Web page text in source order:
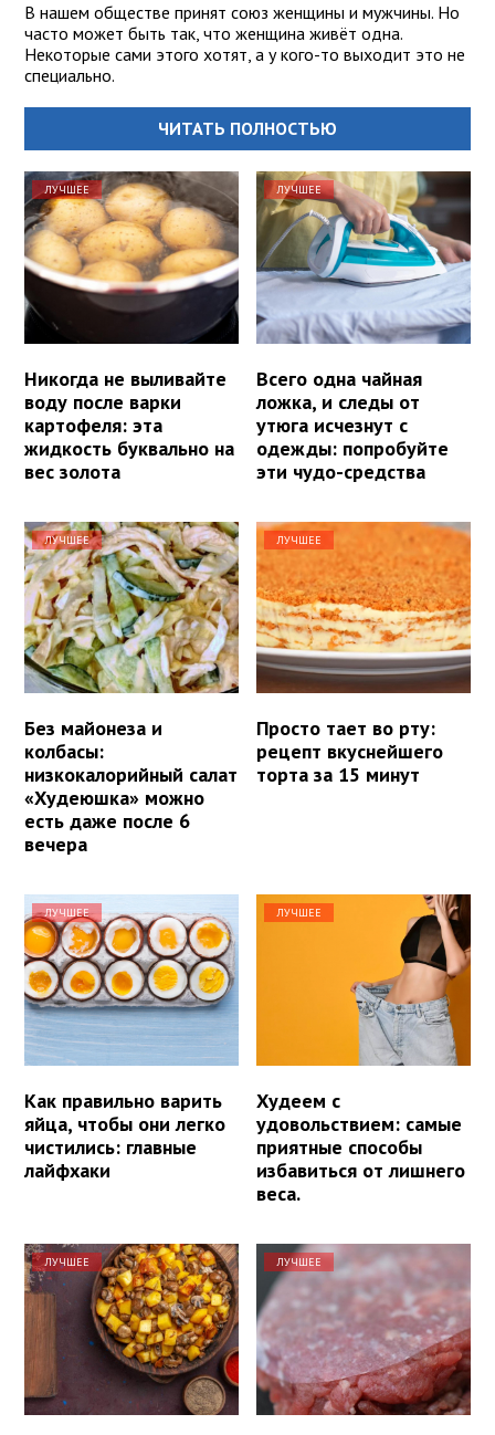
В нашем обществе принят союз женщины и мужчины. Но
часто может быть так, что женщина живёт одна.
Некоторые сами этого хотят, а у кого-то выходит это не
специально.
ЧИТАТЬ ПОЛНОСТЬЮ
ЛУЧШЕЕ
Никогда не выливайте
воду после варки
картофеля: эта
жидкость буквально на
вес золота
ЛУЧШЕЕ
Всего одна чайная
ложка, и следы от
утюга исчезнут с
одежды: попробуйте
эти чудо-средства
ЛУЧШЕЕ
Без майонеза и
колбасы:
низкокалорийный салат
«Худеюшка» можно
есть даже после 6
вечера
ЛУЧШЕЕ
Просто тает во рту:
рецепт вкуснейшего
торта за 15 минут
ЛУЧШЕЕ
Как правильно варить
яйца, чтобы они легко
чистились: главные
лайфхаки
ЛУЧШЕЕ
Худеем с
удовольствием: самые
приятные способы
избавиться от лишнего
веса.
ЛУЧШЕЕ ЛУЧШЕЕ